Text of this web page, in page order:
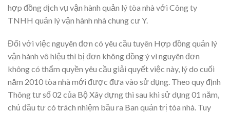
hợp đồng dịch vụ vận hành quản lý tòa nhà với Công ty
TNHH quản lý vận hành nhà chung cư Y.
Đối với việc nguyên đơn có yêu cầu tuyên Hợp đồng quản lý
vận hành vô hiệu thì bị đơn không đồng ý vì nguyên đơn
không có thẩm quyền yêu cầu giải quyết việc này, lý do cuối
năm 2010 tòa nhà mới được đưa vào sử dụng. Theo quy định
Thông tư số 02 của Bộ Xây dựng thì sau khi sử dụng 01 năm,
chủ đầu tư có trách nhiệm bầu ra Ban quản trị tòa nhà. Tuy